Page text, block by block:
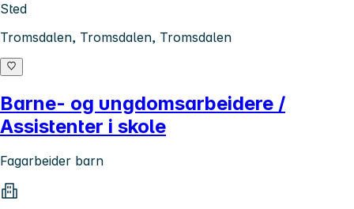
Sted
Tromsdalen, Tromsdalen, Tromsdalen
Barne- og ungdomsarbeidere /
Assistenter i skole
Fagarbeider barn